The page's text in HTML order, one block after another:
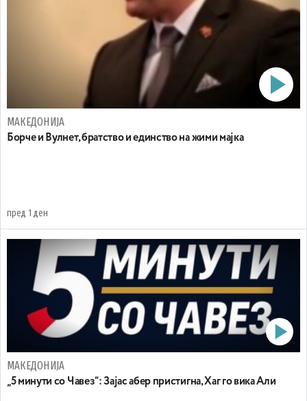
МАКЕДОНИЈА
Борче и Вулнет, братство и единство на жими мајка
пред 1 ден
МАКЕДОНИЈА
„5 минути со Чавез“: Зајас абер пристигна, Хаг го вика Али